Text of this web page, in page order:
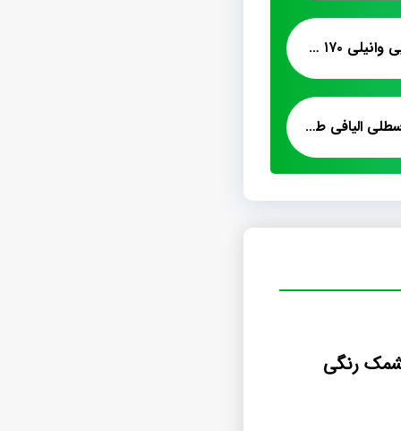
پشمک الیافی کاکائویی وانیلی ۱۷۰ گرمی
پخش انواع پشمک سطلی الیافی طعم دار
رنگی